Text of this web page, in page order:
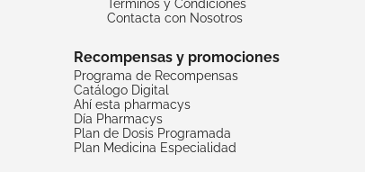
Términos y Condiciones
Contacta con Nosotros
Recompensas y promociones
Programa de Recompensas
Catálogo Digital
Ahí esta pharmacys
Día Pharmacys
Plan de Dosis Programada
Plan Medicina Especialidad